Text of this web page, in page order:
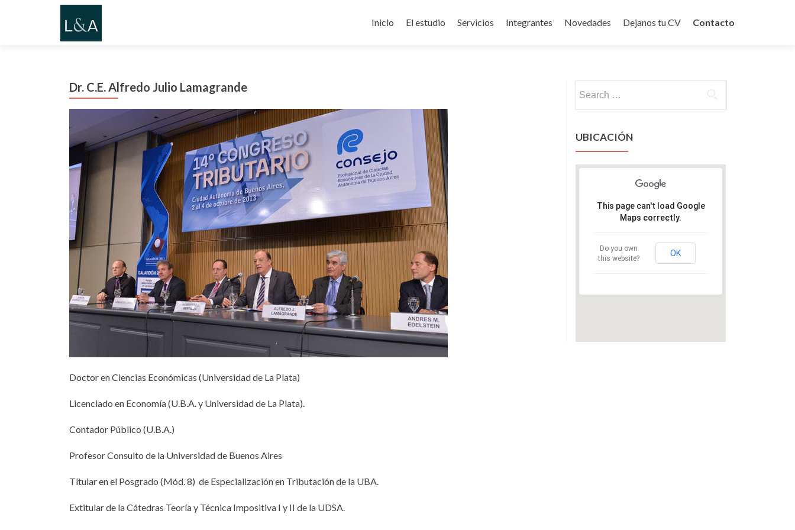
Inicio
El estudio Servicios Integrantes Novedades Dejanos tu CV Contacto
Dr. C.E. Alfredo Julio Lamagrande
Doctor en Ciencias Económicas (Universidad de La Plata)
Licenciado en Economía (U.B.A. y Universidad de La Plata).
Contador Público (U.B.A.)
Profesor Consulto de la Universidad de Buenos Aires
Títular en el Posgrado (Mód. 8) de Especialización en Tributación de la UBA.
Extitular de la Cátedras Teoría y Técnica Impositiva I y II de la UDSA.
UBICACIÓN
This page can't load Google
Maps correctly.
Do you own
this website?
OK